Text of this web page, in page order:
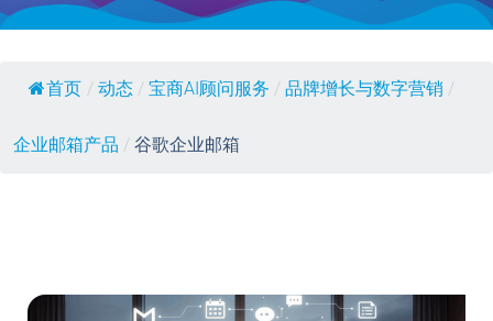
首页 / 动态 / 宝商AI顾问服务 / 品牌增长与数字营销 /
企业邮箱产品 / 谷歌企业邮箱